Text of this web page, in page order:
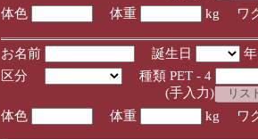
体色
体重 kg ワ
お名前 誕生日
区分
種類 PET - 4
(手入力)
体色
体重 kg ワ